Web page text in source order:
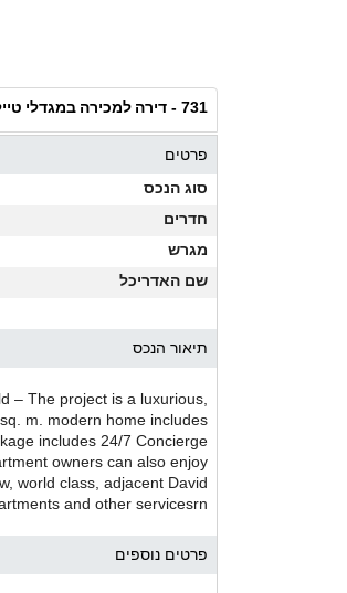
731 - דירה למכירה במגדלי
פרטים
סוג הנכס
חדרים
מגרש
שם האדריכל
תיאור הנכס
– The project is a luxurious,
m. modern home includes
includes 24/7 Concierge
owners can also enjoy
world class, adjacent David
and other servicesrn
פרטים נוספים